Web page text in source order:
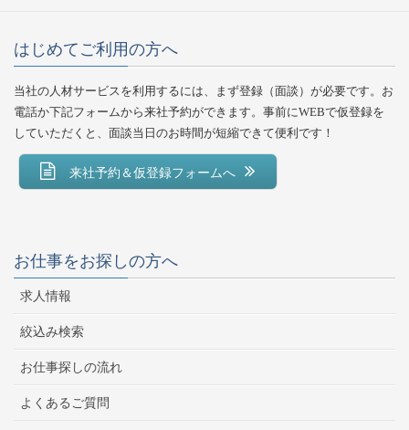
はじめてご利用の方へ
当社の人材サービスを利用するには、まず登録（面談）が必要です。お
電話か下記フォームから来社予約ができます。事前にWEBで仮登録を
していただくと、面談当日のお時間が短縮できて便利です！
来社予約＆仮登録フォームへ
お仕事をお探しの方へ
求人情報
絞込み検索
お仕事探しの流れ
よくあるご質問